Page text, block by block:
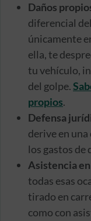
Daños
diferencial
únicamente
ella, te
tu vehículo,
del golpe.
propios.
Defensa
derive en
los gastos de
Asistencia
todas esas
tirado en
como con